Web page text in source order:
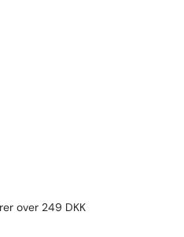
over 249 DKK